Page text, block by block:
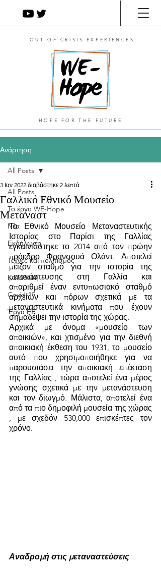
OUT OF CRISIS EXPERIENCES
HOPE FOR THE FUTURE
Ανάρτηση
All Posts
Το έργο WE-Hope
Νέα
Εκδήλωση
Τέχνες και πολιτισμός
Κατάθεση
Covid-19
Έργα ΕΕ
All Posts
Γαλλικό Εθνικό Μουσείο
Μεταναστ
3 Ιαν 2022 διαβάστηκε 2 λεπτά
Το Εθνικό Μουσείο Μεταναστευτικής
Ιστορίας στο Παρίσι της Γαλλίας
εγκαινιάστηκε το 2014 από τον πρώην
πρόεδρο Φρανσουά Ολάντ. Αποτελεί
μείζον σταθμό για την ιστορία της
μετανάστευσης στη Γαλλία και
απαριθμεί έναν εντυπωσιακό σταθμό
αρχείων και πόρων σχετικά με τα
μεταναστευτικά κινήματα που έχουν
σημαδέψει την ιστορία της χώρας.
Αρχικά με όνομα «μουσείο των
αποικιών», και χτισμένο για την διεθνή
αποικιακή έκθεση του 1931, το μουσείο
αυτό που χρησιμοποιήθηκε για να
παρουσιάσει την αποικιακή επέκταση
της Γαλλίας , τώρα αποτελεί ένα μέρος
γνώσης σχετικά με την μετανάστευση
και τον διωγμό. Μάλιστα, αποτελεί ένα
από τα πιο δημοφιλή μουσεία της χώρας
, με σχεδόν 530,000 επισκέπτες τον
χρόνο.
Αναδρομή στις μεταναστεύσεις